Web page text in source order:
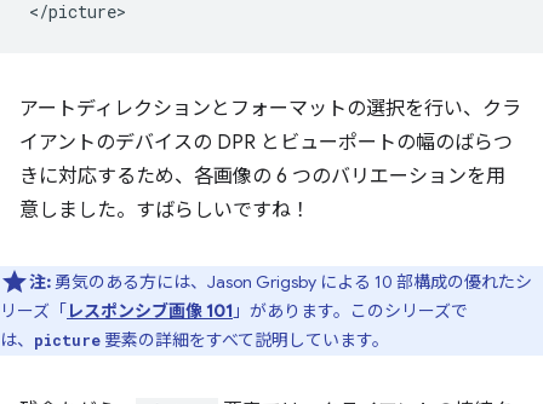
アートディレクションとフォーマットの選択を行い、クラ
イアントのデバイスの DPR とビューポートの幅のばらつ
きに対応するため、各画像の 6 つのバリエーションを用
意しました。すばらしいですね！
注: 勇気のある方には、Jason Grigsby による 10 部構成の優れたシ
リーズ「レスポンシブ画像 101 」があります。このシリーズで
は、
picture 要素の詳細をすべて説明しています。